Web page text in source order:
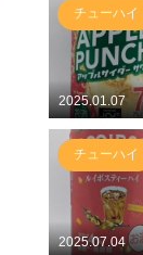
2025.01.07
チューハイ
2025.07.04
チューハイ